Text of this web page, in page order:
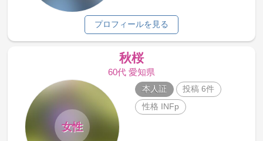
プロフィールを見る
秋桜
60代 愛知県
女性
本人証
投稿 6件
性格 INFp